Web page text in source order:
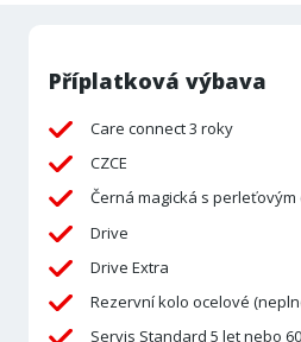
Příplatková výbava
Care connect 3 roky
CZCE
Černá magická s
Drive
Drive Extra
Rezervní kolo ocelové
Servis Standard 5 let nebo